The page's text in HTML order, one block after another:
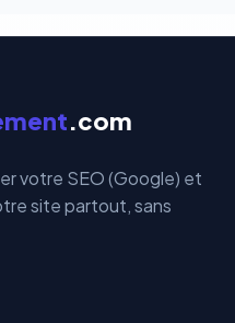
.com
votre SEO (Google) et
site partout, sans